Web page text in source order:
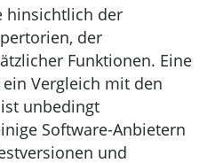
hinsichtlich der
der
Funktionen. Eine
Vergleich mit den
unbedingt
Software-Anbietern
und